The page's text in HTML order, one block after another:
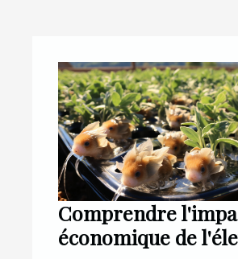
Comprendre
économique de